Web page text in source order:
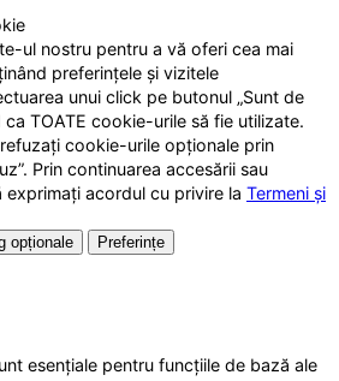
ul nostru pentru a vă oferi cea mai
preferințele și vizitele
unui click pe butonul „Sunt de
TOATE cookie-urile să fie utilizate.
cookie-urile opționale prin
Prin continuarea accesării sau
acordul cu privire la Termeni și
opționale
Preferințe
esențiale pentru funcțiile de bază ale